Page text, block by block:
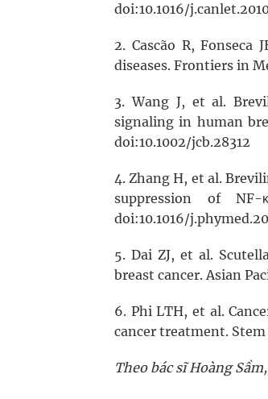
doi:10.1016/
2. Cascão R,
diseases. Frontiers in
3. Wang J, et al.
signaling in human
doi:10.1002/jcb.28312
4. Zhang H, et al.
suppression of NF-
doi:10.1016/
5. Dai ZJ, et al.
breast cancer. Asian
6. Phi LTH, et al.
cancer treatment. Stem
Theo bác sĩ Hoàng